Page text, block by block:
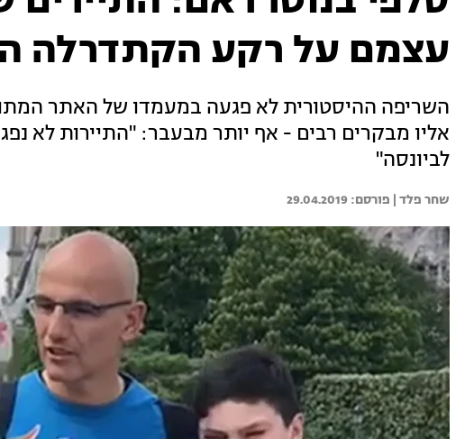
עצמם על רקע הקתדרלה
השריפה ההיסטורית לא פגעה במעמדו של האתר
אליו מבקרים רבים - אף יותר מבעבר: "התיירות לא
לביונסה"
שחר פלד | 29.04.2019